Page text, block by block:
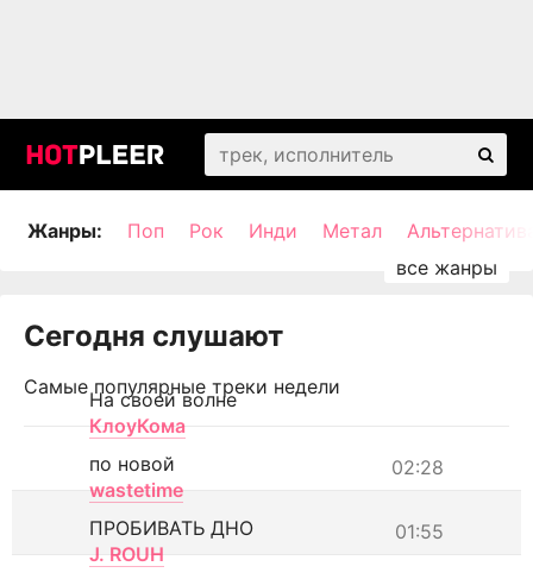
Жанры: Поп Рок Инди Метал
Сегодня слушают
Самые популярные треки недели
На своей волне
КлоуКома
02:28
по новой
wastetime
01:55
ПРОБИВАТЬ ДНО
J. ROUH